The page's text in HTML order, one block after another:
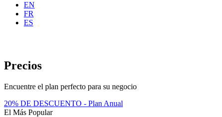
EN
FR
ES
Precios
Encuentre el plan perfecto para su negocio
20% DE DESCUENTO - Plan Anual
El Más Popular